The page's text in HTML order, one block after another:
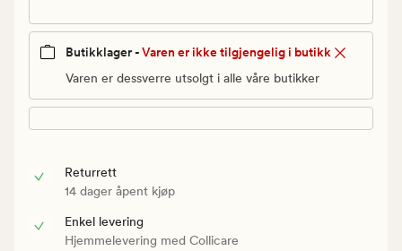
Butikklager -Varen er ikke tilgjengelig i butikk
Varen er dessverre utsolgt i alle våre butikker
Returrett
14 dager åpent kjøp
Enkel levering
Hjemmelevering med Collicare